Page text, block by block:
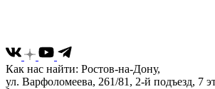
Как нас найти: Ростов-на-Дону,
ул. Варфоломеева, 261/81, 2-й подъезд, 7